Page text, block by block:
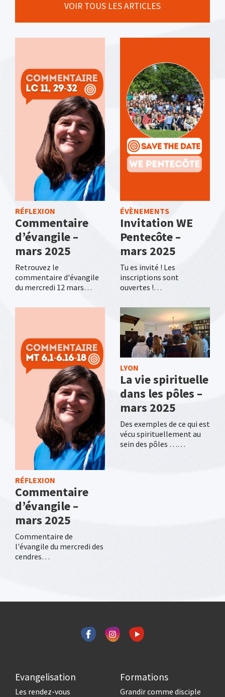
VOIR TOUS LES ARTICLES
RÉFLEXION
Commentaire
d’évangile –
mars 2025
Retrouvez le
commentaire d'évangile
du mercredi 12 mars…
RÉFLEXION
Commentaire
d’évangile –
mars 2025
Commentaire de
l'évangile du mercredi des
cendres…
ÉVÈNEMENTS
Invitation WE
Pentecôte –
mars 2025
Tu es invité ! Les
inscriptions sont
ouvertes !…
LYON
La vie spirituelle
dans les pôles –
mars 2025
Des exemples de ce qui est
vécu spirituellement au
sein des pôles ……
Evangelisation
Les rendez-vous
Formations
Grandir comme disciple